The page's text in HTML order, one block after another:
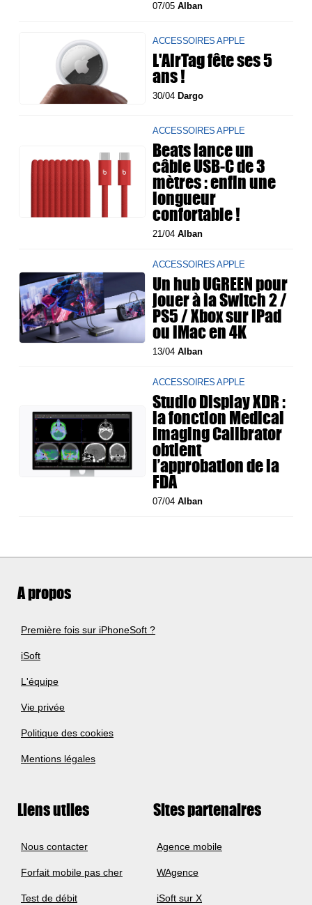
07/05Alban
ACCESSOIRES APPLE
L'AirTag fête ses 5
ans !
30/04 Dargo
ACCESSOIRES APPLE
Beats lance un
câble USB-C de 3
mètres : enfin une
longueur
confortable !
21/04Alban
ACCESSOIRES APPLE
Un hub UGREEN pour
jouer à la Switch 2 /
PS5 / Xbox sur iPad
ou iMac en 4K
13/04Alban
ACCESSOIRES APPLE
Studio Display XDR :
la fonction Medical
Imaging Calibrator
obtient
l’approbation de la
FDA
07/04Alban
A propos
Première fois sur iPhoneSoft ?
iSoft
L'équipe
Vie privée
Politique des cookies
Mentions légales
Liens utiles
Nous contacter
Forfait mobile pas cher
Test de débit
Sites partenaires
Agence mobile
WAgence
iSoft sur X